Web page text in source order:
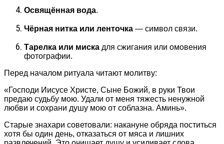
Освящённая вода.
Чёрная нитка или ленточка — символ связи.
Тарелка или миска для сжигания или омовения
фотографии.
Перед началом ритуала читают молитву:
«Господи Иисусе Христе, Сыне Божий, в руки Твои
предаю судьбу мою. Удали от меня тяжесть ненужной
любви и сохрани душу мою от соблазна. Аминь».
Старые знахари советовали: накануне обряда поститься
хотя бы один день, отказаться от мяса и лишних